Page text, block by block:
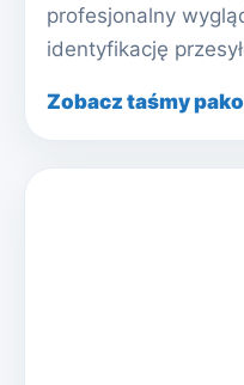
profesjonalny
identyfikację
Zobacz taśmy